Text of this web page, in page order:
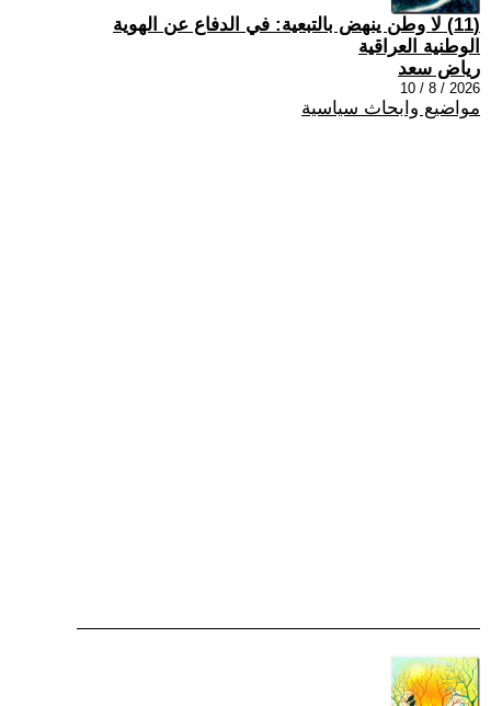
(11) لا وطن ينهض بالتبعية: في الدفاع عن الهوية
الوطنية العراقية
رياض سعد
2026 / 8 / 10
مواضيع وابحاث سياسية